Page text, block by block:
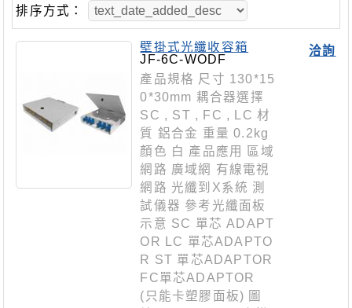
排序方式：
洽詢
壁掛式光纖收容箱
JF-6C-WODF
產品規格 尺寸 130*15
0*30mm 耦合器選擇
SC , ST , FC , LC 材
質 鋁合金 重量 0.2kg
顏色 白 產品應用 區域
網路 廣域網 有線電視
網路 光纖到X系統 測
試儀器 參考光纖面板
示意 SC 單芯 ADAPT
OR LC 單芯ADAPTO
R ST 單芯ADAPTOR
FC單芯ADAPTOR
(只能卡塑膠面板) 圖